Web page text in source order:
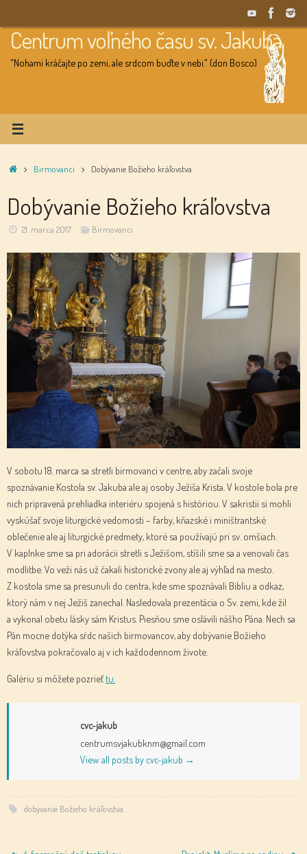
to
content
Centrum voľného času sv. Jakuba
"Nohami kráčajte po zemi, ale srdcom buďte v nebi." (don Bosco)
HomeBirmovanci Dobývanie Božieho kráľovstva
Dobývanie Božieho kráľovstva
21. marca 2017 Birmovanci
V sobotu 18. marca sa stretli birmovanci v centre, aby začali svoje
spoznávanie Kostola sv. Jakuba ale aj osoby Ježiša Krista. V kostole bola pre
nich pripravená prehliadka interiéru spojená s históriou. V sakristii si mohli
vyskúšať svoje liturgické vedomosti – farby, kňazské i miništrantské
oblečenie ale aj liturgické predmety, ktoré sa používajú pri sv. omšiach.
V kaplnke sme sa pri adorácii stretli s Ježišom, stíšili sme sa a venovali čas
modlitbe. Vo veži nás už čakali historické zvony ale aj výhľad na mesto.
Z kostola sme sa presunuli do centra, kde sme spoznávali Bibliu a odkaz,
ktorý nám v nej Ježiš zanechal. Nasledovala prezentácia o Sv. zemi, kde žil
a vykonal obetu lásky sám Kristus. Piesňou sme oslávili nášho Pána. Nech sa
Pán mocne dotýka sŕdc našich birmovancov, aby dobývanie Božieho
kráľovstva pokračovalo aj v ich každodennom živote.
Galériu si môžete pozrieť tu.
cvc-jakub
centrumsvjakubknm@gmail.com
View all posts by cvc-jakub →
dobývanie Božieho kráľovstva